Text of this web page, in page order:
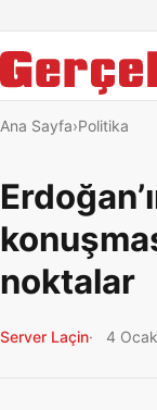
Ana Sayfa Politika
noktalar
Server Laçin 4